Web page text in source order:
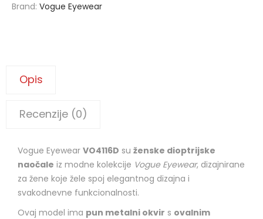
Brand: Vogue Eyewear
Opis
Recenzije (0)
Vogue Eyewear VO4116D su ženske dioptrijske
naočale iz modne kolekcije Vogue Eyewear, dizajnirane
za žene koje žele spoj elegantnog dizajna i
svakodnevne funkcionalnosti.
Ovaj model ima pun metalni okvir s ovalnim